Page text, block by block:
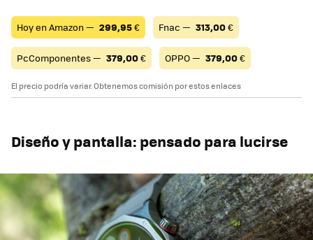
Hoy en Amazon — 299,95€ Fnac — 313,00€
PcComponentes — 379,00€ OPPO — 379,00€
El precio podría variar. Obtenemos comisión por estos enlaces
Diseño y pantalla: pensado para lucirse